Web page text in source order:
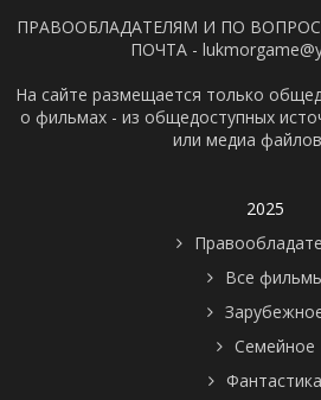
ПРАВООБЛАДАТЕЛЯМ И ПО
ПОЧТА -
На сайте размещается только
о фильмах - из общедоступных
или медиа
2025
Все
Семейное
Фантастика